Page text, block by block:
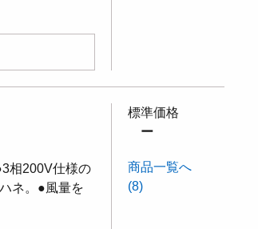
相200V仕様の
ネ。●風量を
標準価格
ー
商品一覧へ
(8)